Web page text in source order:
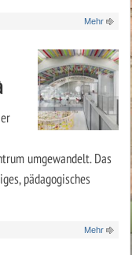
Mehr
umgewandelt. Das
pädagogisches
Mehr